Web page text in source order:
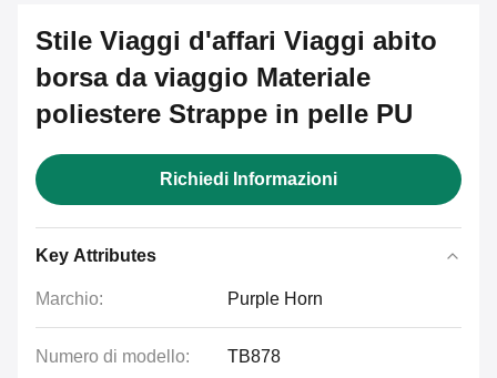
Stile Viaggi d'affari Viaggi abito
borsa da viaggio Materiale
poliestere Strappe in pelle PU
Richiedi Informazioni
Key Attributes
Marchio: Purple Horn
Numero di modello: TB878